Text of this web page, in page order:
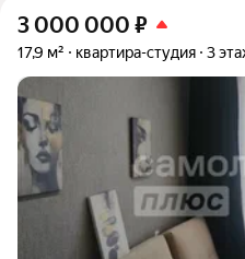
3 000 000 ₽
17,9 м² квартира-студия 3